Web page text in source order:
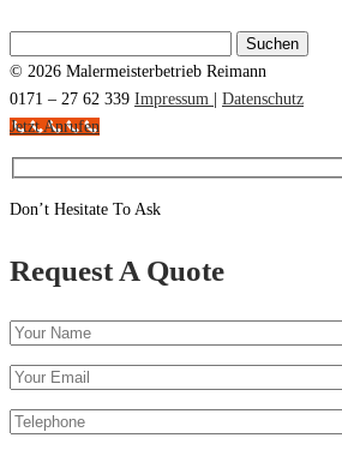
nach:
© 2026 Malermeisterbetrieb Reimann
0171 – 27 62 339 Impressum
Datenschutz
Jetzt Anrufen
Don’t Hesitate To Ask
Request A Quote